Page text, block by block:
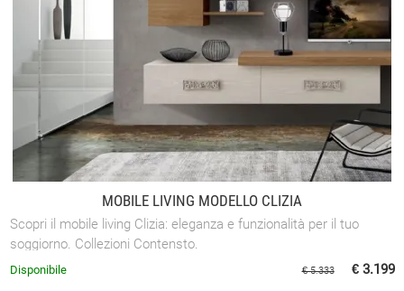
MOBILE LIVING MODELLO CLIZIA
Scopri il mobile living Clizia: eleganza e funzionalità per il tuo
soggiorno. Collezioni Contensto.
€ 5.333 € 3.199
Disponibile